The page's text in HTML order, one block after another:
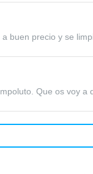
buen precio y se
Que os voy a